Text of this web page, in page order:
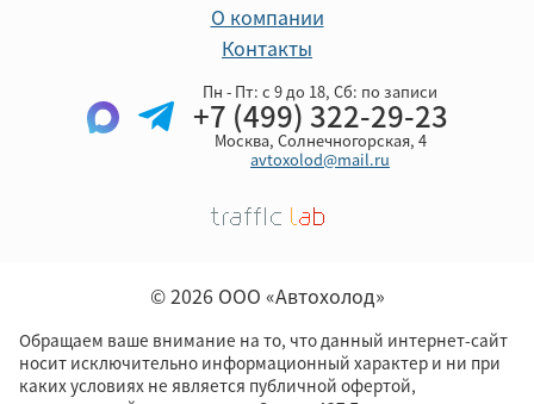
О компании
Контакты
Пн - Пт: с 9 до 18, Cб: по записи
+7 (499) 322-29-23
Москва, Солнечногорская, 4
avtoxolod@mail.ru
© 2026 ООО «Автохолод»
Обращаем ваше внимание на то, что данный интернет-сайт
носит исключительно информационный характер и ни при
каких условиях не является публичной офертой,